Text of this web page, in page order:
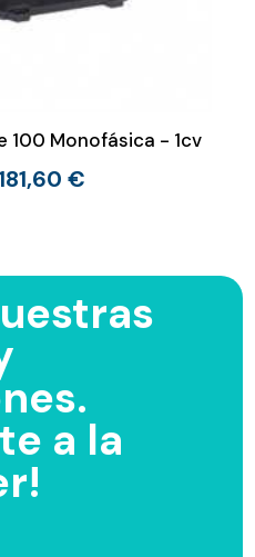
100 Monofásica - 1cv
€
a la